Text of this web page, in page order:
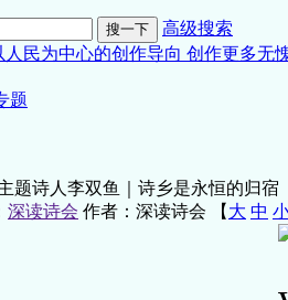
高级搜索
人民为中心的创作导向 创作更多无
题
题诗人李双鱼｜诗乡是永恒的归宿
深读诗会 作者：深读诗会 【 大 中